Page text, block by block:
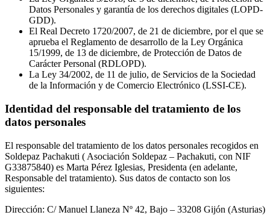
Datos Personales y garantía de los derechos digitales (LOPD-
GDD).
El Real Decreto 1720/2007, de 21 de diciembre, por el que se
aprueba el Reglamento de desarrollo de la Ley Orgánica
15/1999, de 13 de diciembre, de Protección de Datos de
Carácter Personal (RDLOPD).
La Ley 34/2002, de 11 de julio, de Servicios de la Sociedad
de la Información y de Comercio Electrónico (LSSI-CE).
Identidad del responsable del tratamiento de los
datos personales
El responsable del tratamiento de los datos personales recogidos en
Soldepaz Pachakuti ( Asociación Soldepaz – Pachakuti, con NIF
G33875840) es Marta Pérez Iglesias, Presidenta (en adelante,
Responsable del tratamiento). Sus datos de contacto son los
siguientes:
Dirección: C/ Manuel Llaneza Nº 42, Bajo – 33208 Gijón (Asturias)